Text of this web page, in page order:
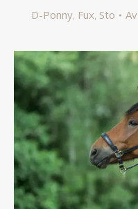
D-Ponny, Fux, Sto Av